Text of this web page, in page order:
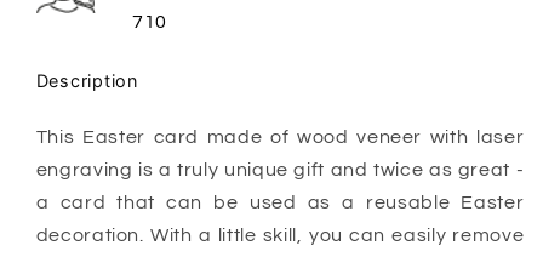
710
Description
This Easter card made of wood veneer with laser
engraving is a truly unique gift and twice as great -
a card that can be used as a reusable Easter
decoration. With a little skill, you can easily remove